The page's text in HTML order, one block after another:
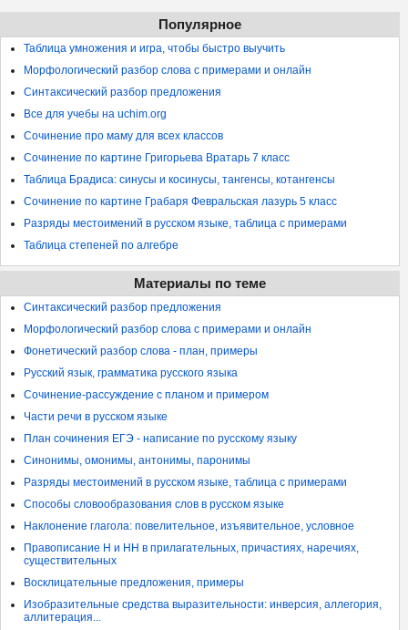
Популярное
Таблица умножения и игра, чтобы быстро выучить
Морфологический разбор слова с примерами и онлайн
Синтаксический разбор предложения
Все для учебы на uchim.org
Сочинение про маму для всех классов
Сочинение по картине Григорьева Вратарь 7 класс
Таблица Брадиса: синусы и косинусы, тангенсы, котангенсы
Сочинение по картине Грабаря Февральская лазурь 5 класс
Разряды местоимений в русском языке, таблица с примерами
Таблица степеней по алгебре
Материалы по теме
Синтаксический разбор предложения
Морфологический разбор слова с примерами и онлайн
Фонетический разбор слова - план, примеры
Русский язык, грамматика русского языка
Сочинение-рассуждение с планом и примером
Части речи в русском языке
План сочинения ЕГЭ - написание по русскому языку
Синонимы, омонимы, антонимы, паронимы
Разряды местоимений в русском языке, таблица с примерами
Способы словообразования слов в русском языке
Наклонение глагола: повелительное, изъявительное, условное
Правописание Н и НН в прилагательных, причастиях, наречиях,
существительных
Восклицательные предложения, примеры
Изобразительные средства выразительности: инверсия, аллегория,
аллитерация...